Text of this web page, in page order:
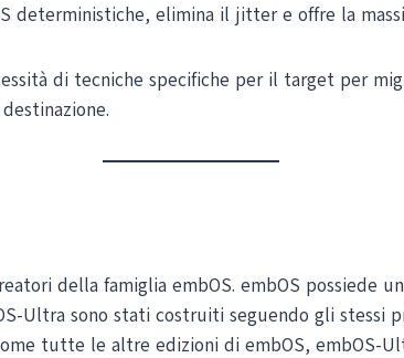
deterministiche, elimina il jitter e offre la
di tecniche specifiche per il target per
della famiglia embOS. embOS possiede
Ultra sono stati costruiti seguendo gli stessi
tutte le altre edizioni di embOS, embOS-